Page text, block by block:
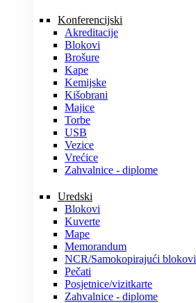
Konferencijski
Akreditacije
Blokovi
Brošure
Kape
Kemijske
Kišobrani
Majice
Torbe
USB
Vezice
Vrećice
Zahvalnice - diplome
Uredski
Blokovi
Kuverte
Mape
Memorandum
NCR/Samokopirajući blokovi
Pečati
Posjetnice/vizitkarte
Zahvalnice - diplome